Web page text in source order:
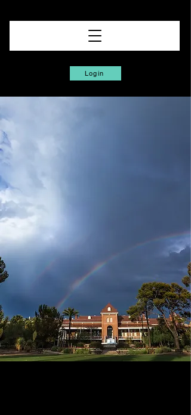
Login